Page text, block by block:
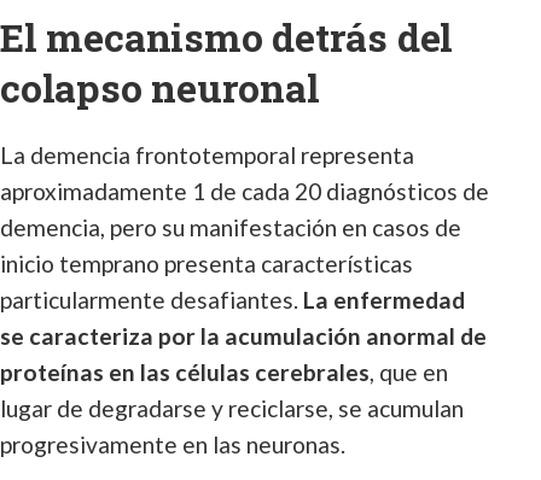
El mecanismo detrás del
colapso neuronal
La demencia frontotemporal representa
aproximadamente 1 de cada 20 diagnósticos de
demencia, pero su manifestación en casos de
inicio temprano presenta características
particularmente desafiantes. La enfermedad
se caracteriza por la acumulación anormal de
proteínas en las células cerebrales, que en
lugar de degradarse y reciclarse, se acumulan
progresivamente en las neuronas.